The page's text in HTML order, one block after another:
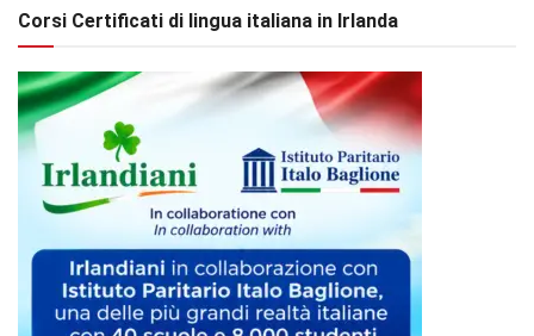
Corsi Certificati di lingua italiana in Irlanda